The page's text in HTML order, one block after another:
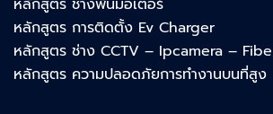
หลักสูตร การติดตั้ง Ev Charger
หลักสูตร ช่าง CCTV – Ipcamera –
หลักสูตร ความปลอดภัยการทำงานบนที่สูง